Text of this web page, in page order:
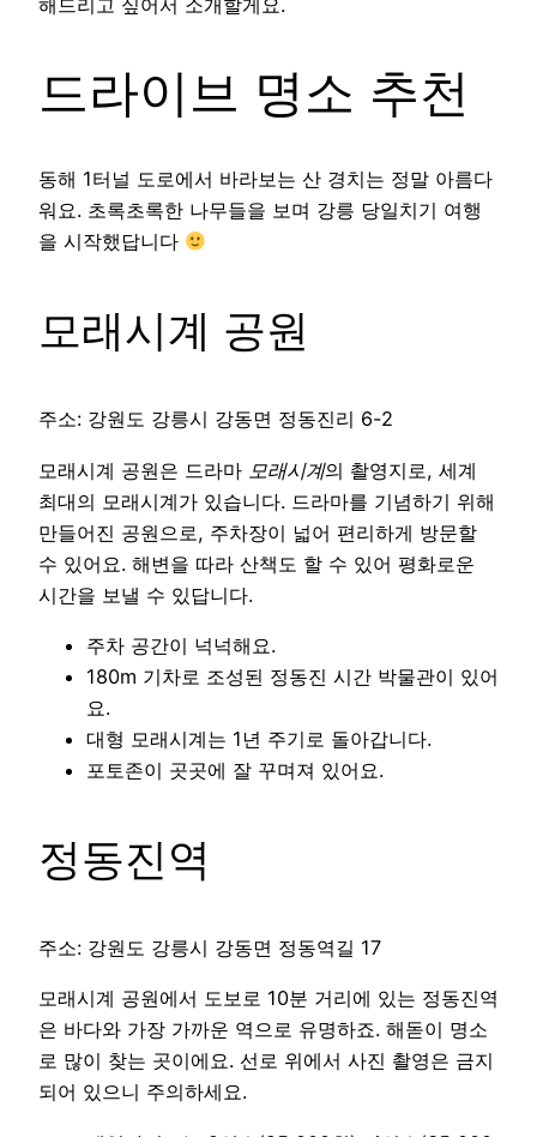
드라이브 명소 추천
동해 1터널 도로에서 바라보는 산 경치는 정말 아름다
워요. 초록초록한 나무들을 보며 강릉 당일치기 여행
을 시작했답니다
모래시계 공원
주소: 강원도 강릉시 강동면 정동진리 6-2
모래시계 공원은 드라마 모래시계의 촬영지로, 세계
최대의 모래시계가 있습니다. 드라마를 기념하기 위해
만들어진 공원으로, 주차장이 넓어 편리하게 방문할
수 있어요. 해변을 따라 산책도 할 수 있어 평화로운
시간을 보낼 수 있답니다.
주차 공간이 넉넉해요.
180m 기차로 조성된 정동진 시간 박물관이 있어
요.
대형 모래시계는 1년 주기로 돌아갑니다.
포토존이 곳곳에 잘 꾸며져 있어요.
정동진역
주소: 강원도 강릉시 강동면 정동역길 17
모래시계 공원에서 도보로 10분 거리에 있는 정동진역
은 바다와 가장 가까운 역으로 유명하죠. 해돋이 명소
로 많이 찾는 곳이에요. 선로 위에서 사진 촬영은 금지
되어 있으니 주의하세요.